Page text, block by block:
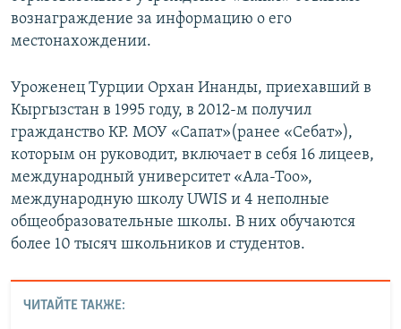
вознаграждение за информацию о его
местонахождении.
Уроженец Турции Орхан Инанды, приехавший в
Кыргызстан в 1995 году, в 2012-м получил
гражданство КР. МОУ «Сапат»(ранее «Себат»),
которым он руководит, включает в себя 16 лицеев,
международный университет «Ала-Тоо»,
международную школу UWIS и 4 неполные
общеобразовательные школы. В них обучаются
более 10 тысяч школьников и студентов.
ЧИТАЙТЕ ТАКЖЕ: